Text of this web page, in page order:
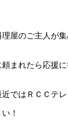
屋のご主人
れたら応援
ではＲＣＣテ
！